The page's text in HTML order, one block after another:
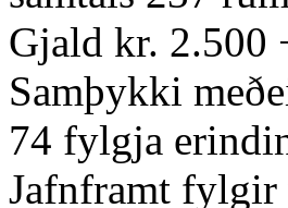
Gjald kr. 2.500
Samþykki
74 fylgja
Jafnframt fylgir